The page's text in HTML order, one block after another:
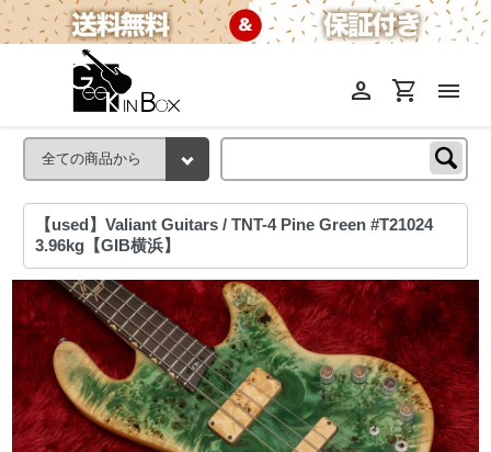
menu
shopping_cart
person
【used】Valiant Guitars / TNT-4 Pine Green #T21024
3.96kg【GIB横浜】